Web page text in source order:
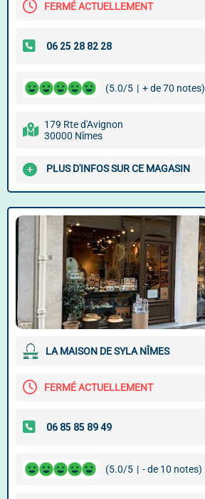
FERMÉ ACTUELLEMENT
(5.0/5 | + de 70 notes)
179 Rte d'Avignon
30000 Nîmes
PLUS D'INFOS SUR CE MAGASIN
LA MAISON DE SYLA NÎMES
FERMÉ ACTUELLEMENT
(5.0/5 | - de 10 notes)